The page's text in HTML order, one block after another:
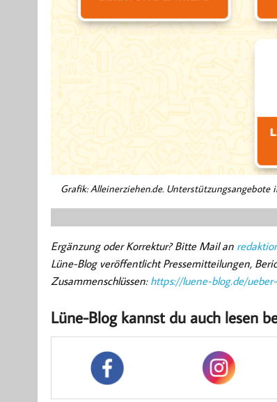
Grafik: Alleinerziehen.de.
Ergänzung oder Korrektur? Bitte Mail an
Lüne-Blog veröffentlicht Pressemitteilungen,
Zusammenschlüssen: https://luene-blog.de/
Lüne-Blog kannst du auch lesen